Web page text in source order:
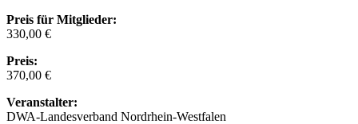
Preis für Mitglieder:
330,00 €
Preis:
370,00 €
Veranstalter:
DWA-Landesverband Nordrhein-Westfalen